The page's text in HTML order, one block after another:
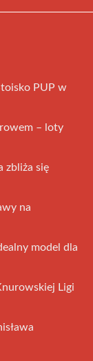
PUP w
– loty
zbliża się
na
model dla
Ligi